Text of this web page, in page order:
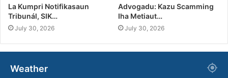
La Kumpri Notifikasaun
Tribunál, SIK…
July 30, 2026
Advogadu: Kazu Scamming
Iha Metiaut…
July 30, 2026
Weather